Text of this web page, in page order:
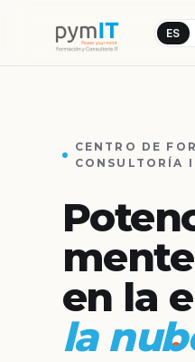
ES
CENTRO DE
CONSULTORÍA
mente
en la
la IA .